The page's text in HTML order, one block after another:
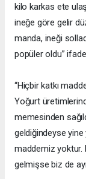
kilo karkas ete
ineğe göre gelir
manda, ineği
popüler oldu”
“Hiçbir katkı
Yoğurt
memesinden
geldiğindeyse yine
maddemiz yoktur.
gelmişse biz de